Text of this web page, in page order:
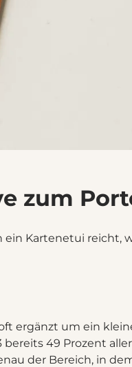
zum
Kartenetui reicht,
um ein
49 Prozent
der Bereich, in